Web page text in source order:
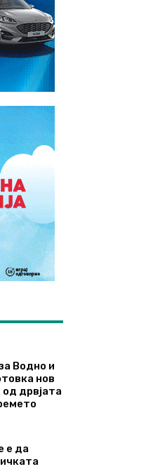
Водно и
нов
дрвјата
е да